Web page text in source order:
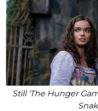
Still 'The Hunger